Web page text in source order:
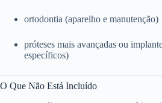
ortodontia (aparelho e manutenção)
próteses mais avançadas ou
específicos)
O Que Não Está Incluído